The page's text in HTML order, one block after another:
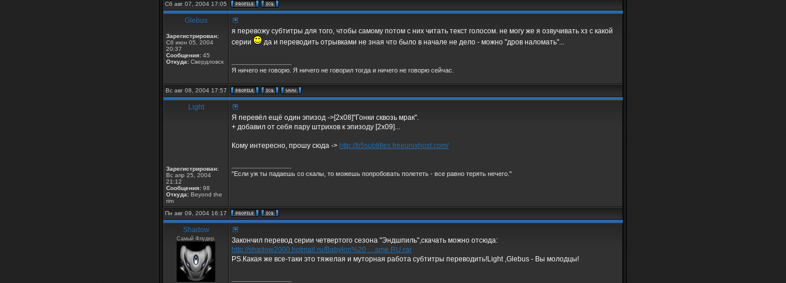
Сб авг 07, 2004 17:05
Glebus
Зарегистрирован:
Сб июн 05, 2004
20:37
Сообщения: 45
Откуда: Свердловск
я перевожу субтитры для того, чтобы самому потом с них читать текст голосом. не могу же я озвучивать хз с какой
серии
да и переводить отрывками не зная что было в начале не дело - можно "дров наломать"...
Я ничего не говорю. Я ничего не говорил тогда и ничего не говорю сейчас.
Вс авг 08, 2004 17:57
Light
Зарегистрирован:
Вс апр 25, 2004
21:12
Сообщения: 98
Откуда: Beyond the
rim
Я перевёл ещё один эпизод ->[2x08]"Гонки сквозь мрак".
+ добавил от себя пару штрихов к эпизоду [2x09]...
Кому интересно, прошу сюда -> http://b5subtitles.freeunixhost.com/
"Если уж ты падаешь со скалы, то можешь попробовать полететь - все равно терять нечего."
Пн авг 09, 2004 16:17
Shadow
Самый Флудер.
Закончил перевод серии четвертого сезона "Эндшпиль",скачать можно отсюда:
http://shadow2000.hotmail.ru/Babylon%20 ... ame.RU.rar
PS.Какая же все-таки это тяжелая и муторная работа субтитры переводить!Light ,Glebus - Вы молодцы!